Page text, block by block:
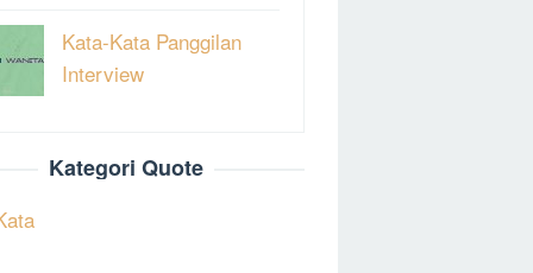
Kata-Kata Panggilan
Interview
Kategori Quote